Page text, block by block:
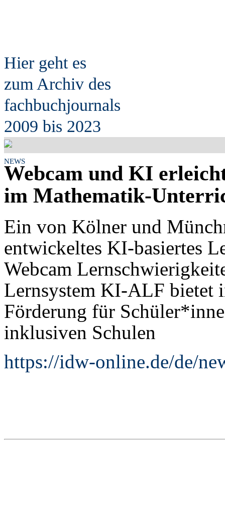
Hier geht es
zum Archiv des
fachbuchjournals
2009 bis 2023
NEWS
Webcam und KI
im Mathematik-
Ein von Kölner und
entwickeltes KI-basiertes
Webcam
Lernsystem KI-ALF bietet
Förderung für
inklusiven Schulen
https://idw-online.de/de/